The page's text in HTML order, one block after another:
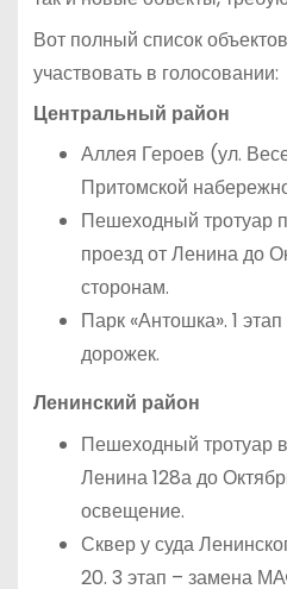
Вот полный список
участвовать в голосовании:
Центральный район
Аллея Героев (ул.
Притомской
Пешеходный тротуар
проезд от Ленина до
сторонам.
Парк «Антошка». 1
дорожек.
Ленинский район
Пешеходный тротуар
Ленина 128а до
освещение.
Сквер у суда
20. 3 этап – замена